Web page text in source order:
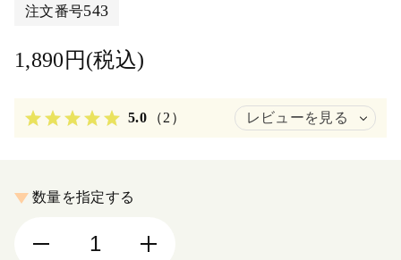
注文番号543
1,890円(税込)
5.0 （2） レビューを見る
数量を指定する